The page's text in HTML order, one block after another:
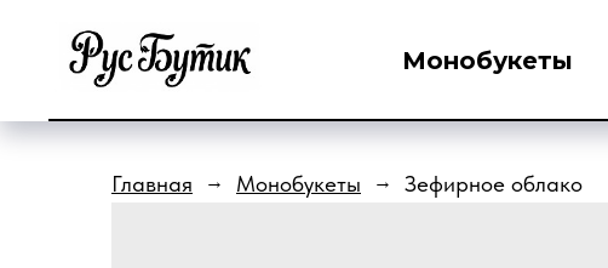
Монобукеты
Главная → Монобукеты → Зефирное облако